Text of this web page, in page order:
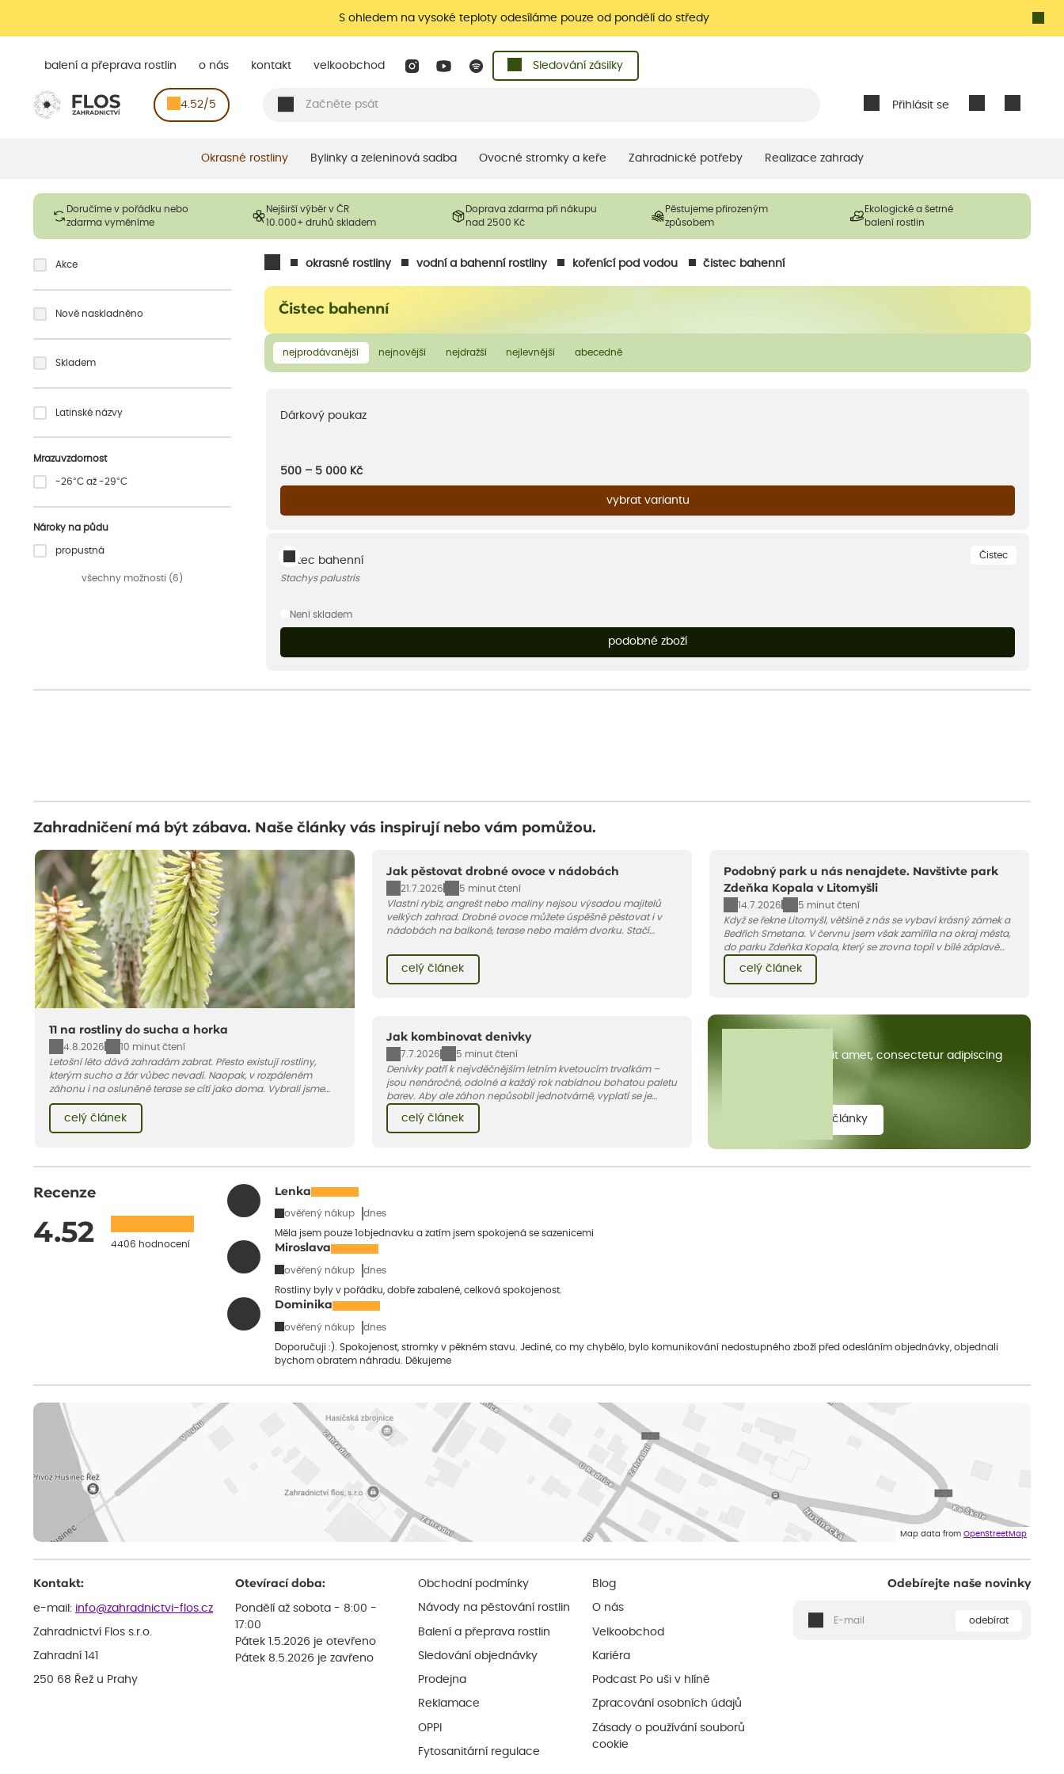
S ohledem na vysoké teploty odesíláme pouze od pondělí do středy
Přihlásit se
balení a přeprava rostlin o nás kontakt velkoobchod Sledování zásilky
4.52/5
Okrasné rostliny Bylinky a zeleninová sadba Ovocné stromky a keře Zahradnické potřeby Realizace zahrady
Doručíme v pořádku nebo
zdarma vyměníme
Nejširší výběr v ČR
10.000+ druhů skladem
Doprava zdarma při nákupu
nad 2500 Kč
Pěstujeme přirozeným
způsobem
Ekologické a šetrné
balení rostlin
okrasné rostliny vodní a bahenní rostliny kořenící pod vodou čistec bahenní
Čistec bahenní
nejprodávanější nejnovější nejdražší nejlevnější abecedně
Akce
Nově naskladněno
Skladem
Latinské názvy
Mrazuvzdornost
-26°C až -29°C
Nároky na půdu
propustná
všechny možnosti (6)
Dárkový poukaz
500 – 5 000 Kč
vybrat variantu
Čistec
Čistec bahenní
Stachys palustris
Není skladem
podobné zboží
Zahradničení má být zábava. Naše články vás inspirují nebo vám pomůžou.
11 na rostliny do sucha a horka
4.8.2026
10 minut čtení
Letošní léto dává zahradám zabrat. Přesto existují rostliny,
kterým sucho a žár vůbec nevadí. Naopak, v rozpáleném
záhonu i na osluněné terase se cítí jako doma. Vybrali jsme
pro vás 11 tipů na odolné druhy, které zvládnou horké a suché
léto bez pravidelné zálivky. Pojďme se podívat, které to jsou.
celý článek
Jak pěstovat drobné ovoce v nádobách
21.7.2026
5 minut čtení
Vlastní rybíz, angrešt nebo maliny nejsou výsadou majitelů
velkých zahrad. Drobné ovoce můžete úspěšně pěstovat i v
nádobách na balkoně, terase nebo malém dvorku. Stačí
pár základních pravidel. V tomto článku vám poradíme, jak na
celý článek
Podobný park u nás nenajdete. Navštivte park
Zdeňka Kopala v Litomyšli
14.7.2026
5 minut čtení
Když se řekne Litomyšl, většině z nás se vybaví krásný zámek a
Bedřich Smetana. V červnu jsem však zamířila na okraj města,
do parku Zdeňka Kopala, který se zrovna topil v bílé záplavě
kvetoucích kopretin. Fotky řeknou víc než slova, přidávám k
nim pár řádků o tom, jak tento jedinečný kus krajiny vznikl.
celý článek
Jak kombinovat denivky
7.7.2026
5 minut čtení
Denivky patří k nejvděčnějším letním kvetoucím trvalkám –
jsou nenáročné, odolné a každý rok nabídnou bohatou paletu
barev. Aby ale záhon nepůsobil jednotvárně, vyplatí se je
jakými trvalkami a travinami denivky nejlépe ladí.
celý článek
Lorem ipsum dolor sit amet, consectetur adipiscing
zobrazit všechny články
Recenze
4.52 4406 hodnocení
Lenka
ověřený nákup dnes
Měla jsem pouze 1objednavku a zatím jsem spokojená se sazenicemi
Miroslava
ověřený nákup dnes
Rostliny byly v pořádku, dobře zabalené, celková spokojenost.
Dominika
ověřený nákup dnes
Doporučuji :). Spokojenost, stromky v pěkném stavu. Jediné, co my chybělo, bylo komunikování nedostupného zboží před odesláním objednávky, objednali
bychom obratem náhradu. Děkujeme
Map data from OpenStreetMap
Kontakt:
e-mail: info@zahradnictvi-flos.cz
Zahradnictví Flos s.r.o.
Zahradní 141
250 68 Řež u Prahy
Otevírací doba:
Pondělí až sobota - 8:00 -
17:00
Pátek 1.5.2026 je otevřeno
Pátek 8.5.2026 je zavřeno
Obchodní podmínky
Návody na pěstování rostlin
Balení a přeprava rostlin
Sledování objednávky
Prodejna
Reklamace
OPPI
Fytosanitární regulace
Blog
O nás
Velkoobchod
Kariéra
Podcast Po uši v hlíně
Zpracování osobních údajů
Zásady o používání souborů
cookie
Odebírejte naše novinky
odebírat